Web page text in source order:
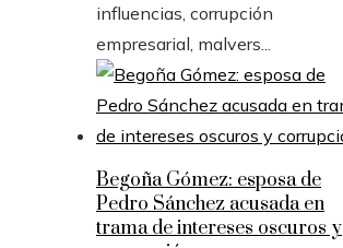
influencias, corrupción
empresarial, malvers...
Begoña Gómez: esposa de
Pedro Sánchez acusada en
trama de intereses oscuros y